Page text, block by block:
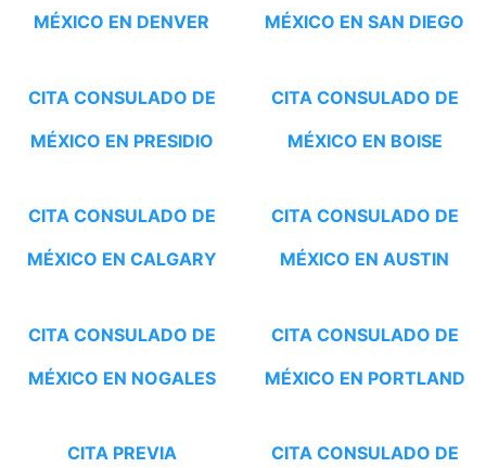
MÉXICO EN DENVER
MÉXICO EN SAN DIEGO
CITA CONSULADO DE
MÉXICO EN PRESIDIO
CITA CONSULADO DE
MÉXICO EN BOISE
CITA CONSULADO DE
MÉXICO EN CALGARY
CITA CONSULADO DE
MÉXICO EN AUSTIN
CITA CONSULADO DE
MÉXICO EN NOGALES
CITA CONSULADO DE
MÉXICO EN PORTLAND
CITA PREVIA
CITA CONSULADO DE